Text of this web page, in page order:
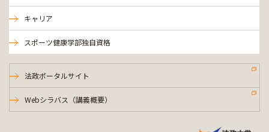
キャリア
スポーツ健康学部独自資格
法政ポータルサイト
Webシラバス（講義概要）